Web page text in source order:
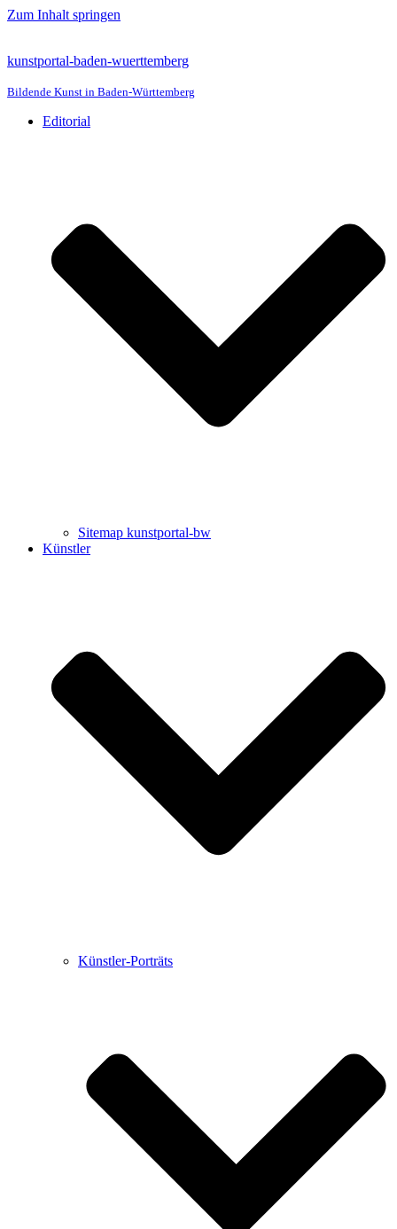
Zum Inhalt springen
kunstportal-baden-wuerttemberg
Bildende Kunst in Baden-Württemberg
Editorial
Sitemap kunstportal-bw
Künstler
Künstler-Porträts